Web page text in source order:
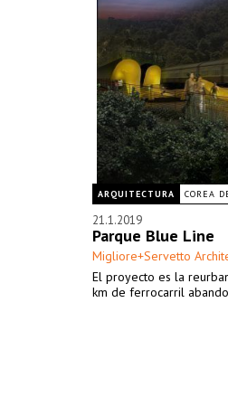
ARQUITECTURA COREA
21.1.2019
Parque Blue Line
Migliore+Servetto
El proyecto es la
km de ferrocarril